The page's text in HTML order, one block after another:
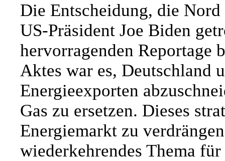
Die Entscheidung, die
US-Präsident Joe Biden
hervorragenden Reportage
Aktes war es, Deutschland
Energieexporten
Gas zu ersetzen. Dieses
Energiemarkt zu
wiederkehrendes Thema